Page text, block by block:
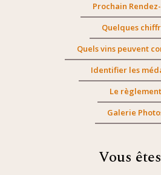
Prochain
Quelques
Quels vins peuvent
Identifier les
Le règlement
Galerie
Vous